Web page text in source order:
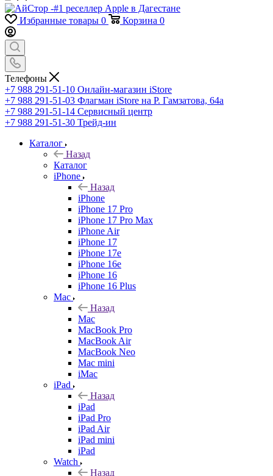
Избранные товары 0 Корзина 0
Телефоны
+7 988 291-51-10 Онлайн-магазин iStore
+7 988 291-51-03 Флагман iStore на Р. Гамзатова, 64а
+7 988 291-51-14 Сервисный центр
+7 988 291-51-30 Трейд-ин
Каталог
Назад
Каталог
iPhone
Назад
iPhone
iPhone 17 Pro
iPhone 17 Pro Max
iPhone Air
iPhone 17
iPhone 17e
iPhone 16e
iPhone 16
iPhone 16 Plus
Mac
Назад
Mac
MacBook Pro
MacBook Air
MacBook Neo
Mac mini
iMac
iPad
Назад
iPad
iPad Pro
iPad Air
iPad mini
iPad
Watch
Назад